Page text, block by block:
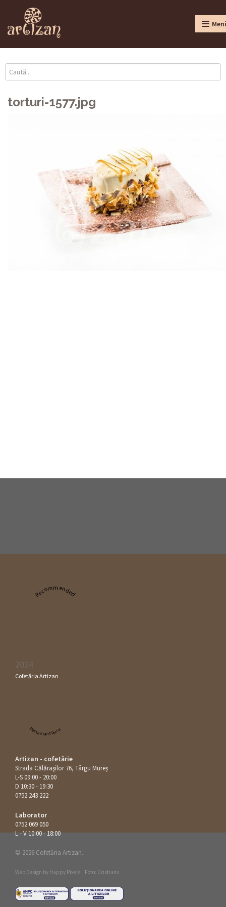
torturi-1577.jpg
Recommended
2024
Cofetăria Artizan
Restaurant Guru
Artizan - cofetărie
Strada Călăraşilor 76, Târgu Mureș
L-S 09:00 - 20:00
D 10:30 - 19:30
0752 243 222
Laborator
0752 069 050
L - V 10:00 - 18:00
© 2026 Cofetăria Artizan.
Web Design by Happy Pixels. Foto: Cristians